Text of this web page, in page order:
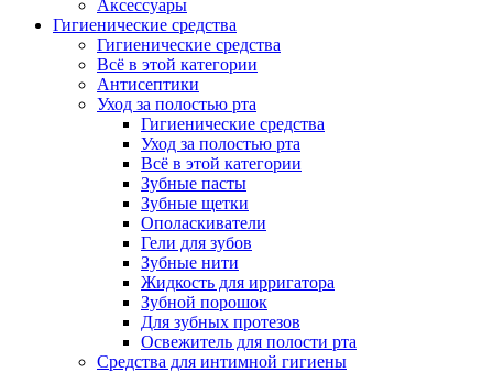
Аксессуары
Гигиенические средства
Гигиенические средства
Всё в этой категории
Антисептики
Уход за полостью рта
Гигиенические средства
Уход за полостью рта
Всё в этой категории
Зубные пасты
Зубные щетки
Ополаскиватели
Гели для зубов
Зубные нити
Жидкость для ирригатора
Зубной порошок
Для зубных протезов
Освежитель для полости рта
Средства для интимной гигиены